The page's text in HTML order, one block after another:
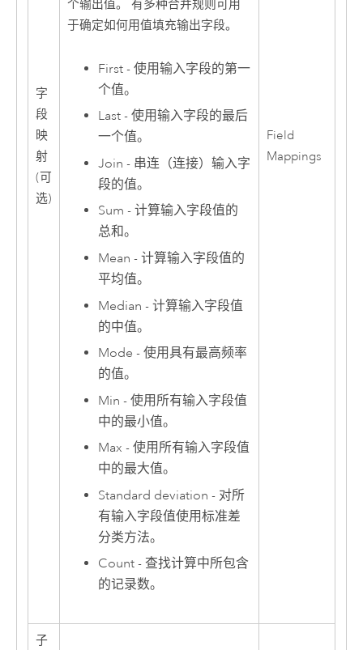
字
段
映
射
(可
选)
个输出值。 有多种合并规则可用
于确定如何用值填充输出字段。
First - 使用输入字段的第一
个值。
Last - 使用输入字段的最后
一个值。
Join - 串连（连接）输入字
段的值。
Sum - 计算输入字段值的
总和。
Mean - 计算输入字段值的
平均值。
Median - 计算输入字段值
的中值。
Mode - 使用具有最高频率
的值。
Min - 使用所有输入字段值
中的最小值。
Max - 使用所有输入字段值
中的最大值。
Standard deviation - 对所
有输入字段值使用标准差
分类方法。
Count - 查找计算中所包含
的记录数。
Field
Mappings
子